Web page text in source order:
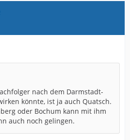
nach dem Darmstadt-
könnte, ist ja auch Quatsch.
oder Bochum kann mit ihm
auch noch gelingen.